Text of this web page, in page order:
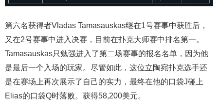
第六名获得者Vladas Tamasauskas继在1号赛事中获胜后，
又在2号赛事中进入决赛，目前在扑克大师赛中排名第一。
Tamasauskas只勉强进入了第二场赛事的报名名单，因为他
是最后一个入场的玩家。尽管如此，这位立陶宛扑克选手还
是在赛场上再次展示了自己的实力，最终在他的口袋J碰上
Elias的口袋Q时落败。获得58,200美元。